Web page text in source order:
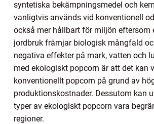
syntetiska bekämpningsmedel och
vanligtvis används vid konventionell
också mer hållbart för miljön eftersom
jordbruk främjar biologisk mångfald
negativa effekter på mark, vatten och
med ekologiskt popcorn är att det kan
konventionellt popcorn på grund av
produktionskostnader. Dessutom kan
typer av ekologiskt popcorn vara
regioner.